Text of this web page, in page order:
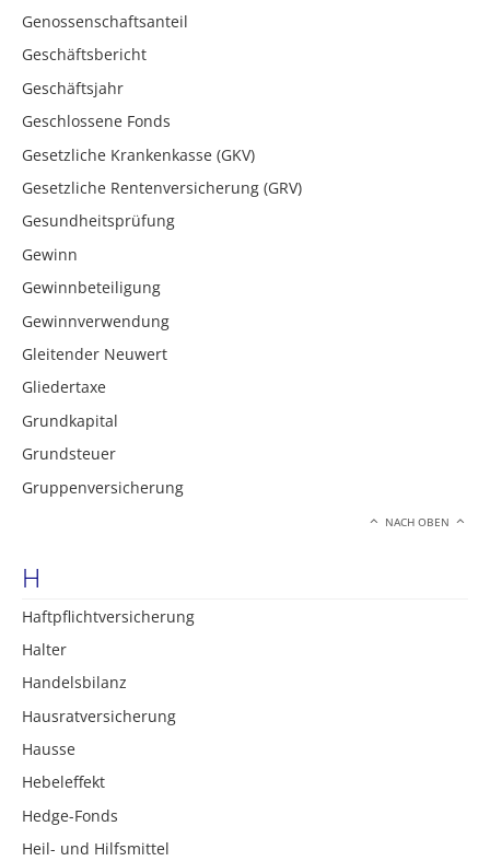
Genossenschaftsanteil
Geschäftsbericht
Geschäftsjahr
Geschlossene Fonds
Gesetzliche Krankenkasse (GKV)
Gesetzliche Rentenversicherung (GRV)
Gesundheitsprüfung
Gewinn
Gewinnbeteiligung
Gewinnverwendung
Gleitender Neuwert
Gliedertaxe
Grundkapital
Grundsteuer
Gruppenversicherung
NACH OBEN
H
Haftpflichtversicherung
Halter
Handelsbilanz
Hausratversicherung
Hausse
Hebeleffekt
Hedge-Fonds
Heil- und Hilfsmittel